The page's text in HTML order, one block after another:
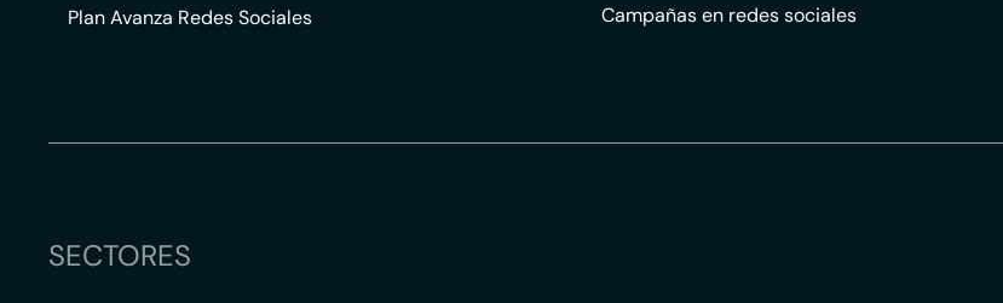
Plan Avanza Redes Sociales
Campañas en redes sociales
SECTORES